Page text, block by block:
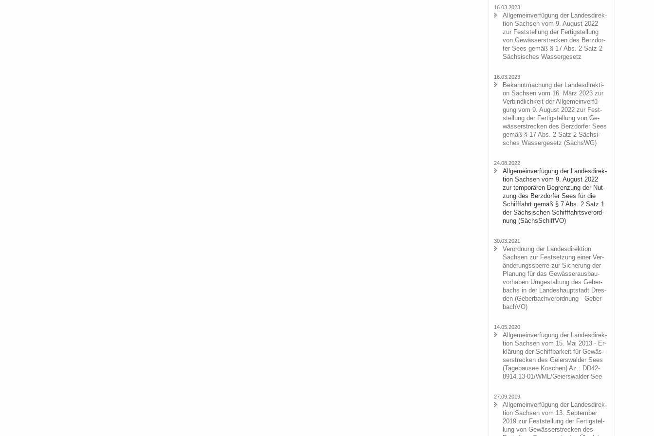
16.03.2023
All­ge­mein­ver­fü­gung der Lan­des­di­rek­
ti­on Sach­sen vom 9. Au­gust 2022
zur Fest­stel­lung der Fer­tig­stel­lung
von Ge­wäs­ser­stre­cken des Berz­dor­
fer Sees gemäß § 17 Abs. 2 Satz 2
Säch­si­sches Was­ser­ge­setz
16.03.2023
Be­kannt­ma­chung der Lan­des­di­rek­ti­
on Sach­sen vom 16. März 2023 zur
Ver­bind­lich­keit der All­ge­mein­ver­fü­
gung vom 9. Au­gust 2022 zur Fest­
stel­lung der Fer­tig­stel­lung von Ge­
wäs­ser­stre­cken des Berz­dor­fer Sees
gemäß § 17 Abs. 2 Satz 2 Säch­si­
sches Was­ser­ge­setz (SächsWG)
24.08.2022
All­ge­mein­ver­fü­gung der Lan­des­di­rek­
ti­on Sach­sen vom 9. Au­gust 2022
zur tem­po­rä­ren Be­gren­zung der Nut­
zung des Berz­dor­fer Sees für die
Schiff­fahrt gemäß § 7 Abs. 2 Satz 1
der Säch­si­schen Schiff­fahrts­ver­ord­
nung (Sächs­Schiff­VO)
30.03.2021
Ver­ord­nung der Lan­des­di­rek­ti­on
Sach­sen zur Fest­set­zung einer Ver­
än­de­rungs­sper­re zur Si­che­rung der
Pla­nung für das Ge­wäs­ser­aus­bau­
vor­ha­ben Um­ge­stal­tung des Ge­ber­
bachs in der Lan­des­haupt­stadt Dres­
den (Ge­ber­bach­ver­ord­nung - Ge­ber­
bach­VO)
14.05.2020
All­ge­mein­ver­fü­gung der Lan­des­di­rek­
ti­on Sach­sen vom 15. Mai 2013 - Er­
klä­rung der Schiff­bar­keit für Ge­wäs­
ser­stre­cken des Gei­ers­wal­der Sees
(Ta­ge­bau­see Ko­schen) Az.: DD42-
8914.13-01/WML/Gei­ers­wal­der See
27.09.2019
All­ge­mein­ver­fü­gung der Lan­des­di­rek­
ti­on Sach­sen vom 13. Sep­tem­ber
2019 zur Fest­stel­lung der Fer­tig­stel­
lung von Ge­wäs­ser­stre­cken des